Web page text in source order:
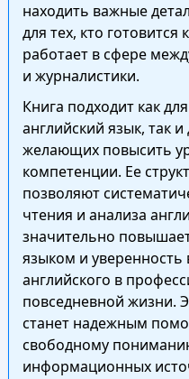
находить важные
для тех, кто готовится
работает в сфере
и журналистики.
Книга подходит как
английский язык, так
желающих повысить
компетенции. Ее
позволяют
чтения и анализа
значительно
языком и уверенность
английского в
повседневной жизни.
станет надежным
свободному
информационных